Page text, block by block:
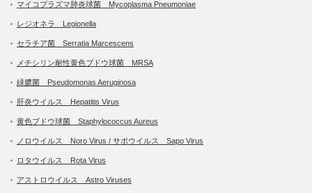
マイコプラズマ肺炎球菌 Mycoplasma Pneumoniae
レジオネラ Legionella
セラチア菌 Serratia Marcescens
メチシリン耐性黄色ブドウ球菌 MRSA
緑膿菌 Pseudomonas Aeruginosa
肝炎ウイルス Hepatitis Virus
黄色ブドウ球菌 Staphylococcus Aureus
ノロウイルス Noro Virus / サポウイルス Sapo Virus
ロタウイルス Rota Virus
アストロウイルス Astro Viruses